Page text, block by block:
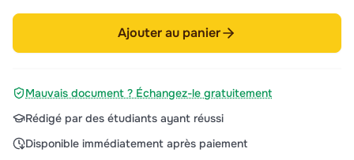
Ajouter au panier
Mauvais document ? Échangez-le gratuitement
Rédigé par des étudiants ayant réussi
Disponible immédiatement après paiement